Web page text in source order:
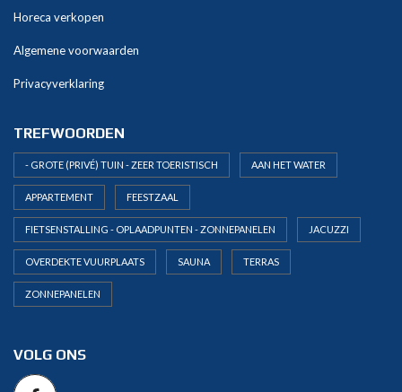
e
Horeca verkopen
Algemene voorwaarden
Privacyverklaring
TREFWOORDEN
- GROTE (PRIVÉ) TUIN - ZEER TOERISTISCH AAN HET WATER
APPARTEMENT FEESTZAAL
FIETSENSTALLING - OPLAADPUNTEN - ZONNEPANELEN JACUZZI
OVERDEKTE VUURPLAATS SAUNA TERRAS
ZONNEPANELEN
VOLG ONS